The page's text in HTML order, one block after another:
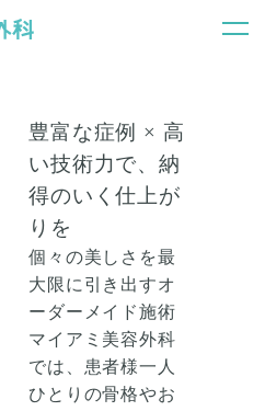
豊富な症例 × 高
い技術力で、納
得のいく仕上が
りを
個々の美しさを最
大限に引き出すオ
ーダーメイド施術
マイアミ美容外科
では、患者様一人
ひとりの骨格やお